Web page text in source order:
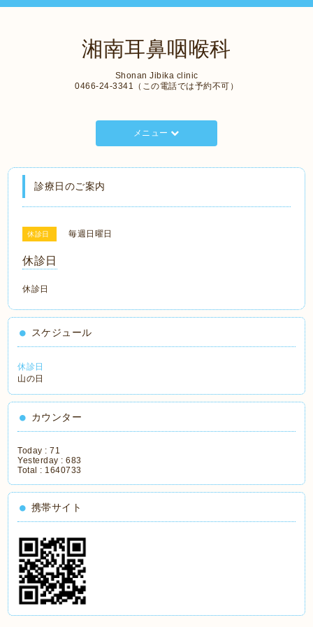
湘南耳鼻咽喉科
Shonan Jibika clinic
0466-24-3341（この電話では予約不可）
メニュー
診療日のご案内
休診日 毎週日曜日
休診日
休診日
スケジュール
休診日
山の日
カウンター
Today :71
Yesterday :683
Total : 1640733
携帯サイト